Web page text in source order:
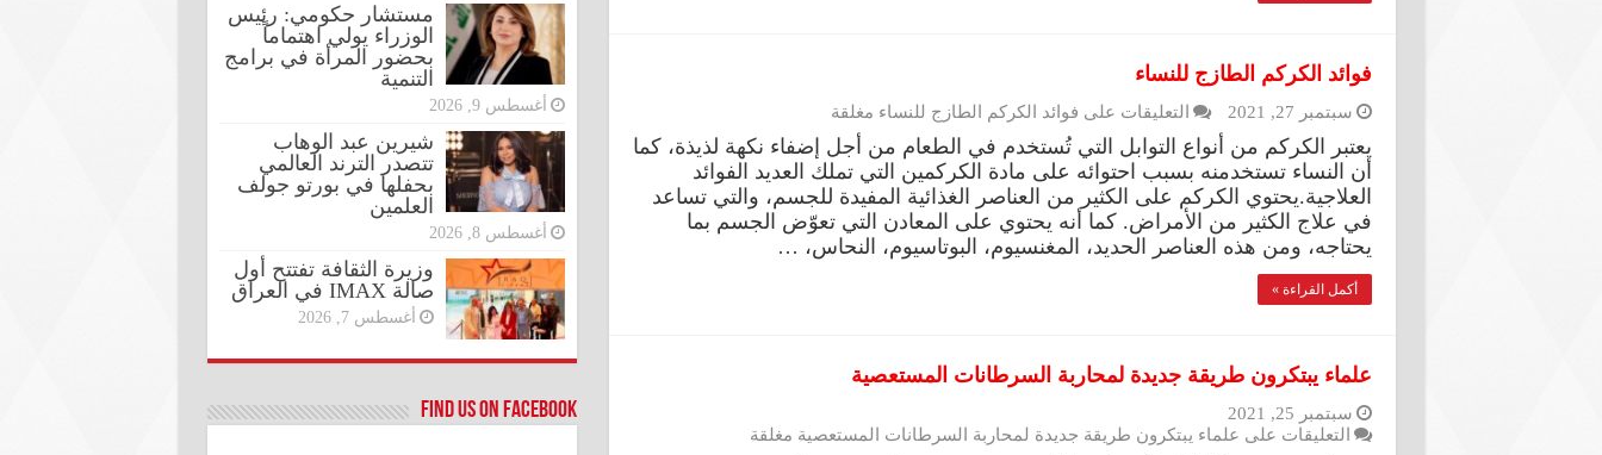
فوائد الكركم الطازج للنساء
سبتمبر 27, 2021 التعليقات على فوائد الكركم الطازج للنساء مغلقة
يعتبر الكركم من أنواع التوابل التي تُستخدم في الطعام من أجل إضفاء نكهة لذيذة، كما
أن النساء تستخدمنه بسبب احتوائه على مادة الكركمين التي تملك العديد الفوائد
العلاجية.يحتوي الكركم على الكثير من العناصر الغذائية المفيدة للجسم، والتي تساعد
في علاج الكثير من الأمراض. كما أنه يحتوي على المعادن التي تعوّض الجسم بما
يحتاجه، ومن هذه العناصر الحديد، المغنسيوم، البوتاسيوم، النحاس، …
أكمل القراءة »
علماء يبتكرون طريقة جديدة لمحاربة السرطانات المستعصية
سبتمبر 25, 2021
التعليقات على علماء يبتكرون طريقة جديدة لمحاربة السرطانات المستعصية مغلقة
مستشار حكومي: رئيس
الوزراء يولي اهتماماً
بحضور المرأة في برامج
التنمية
أغسطس 9, 2026
شيرين عبد الوهاب
تتصدر الترند العالمي
بحفلها في بورتو جولف
العلمين
أغسطس 8, 2026
وزيرة الثقافة تفتتح أول
صالة IMAX في العراق
أغسطس 7, 2026
Find us on Facebook